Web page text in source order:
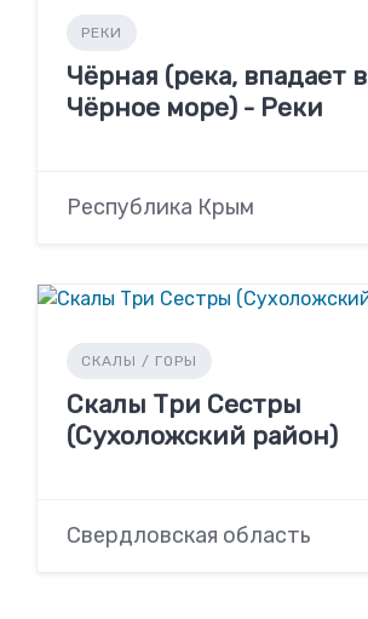
РЕКИ
Чёрная (река, впадает в
Чёрное море) - Реки
Республика Крым
СКАЛЫ / ГОРЫ
Скалы Три Сестры
(Сухоложский район)
Свердловская область